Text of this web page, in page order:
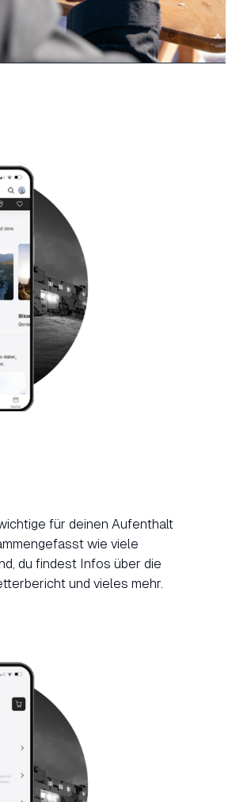
für deinen Aufenthalt
wie viele
du findest Infos über die
und vieles mehr.